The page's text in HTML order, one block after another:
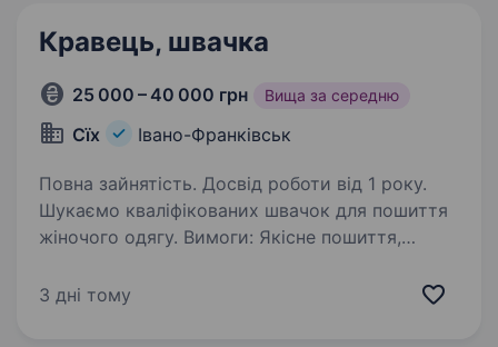
Кравець, швачка
25 000 – 40 000 грн Вища за середню
Cїх Івано-Франківськ
Повна зайнятість. Досвід роботи від 1 року.
Шукаємо кваліфікованих швачок для пошиття
жіночого одягу. Вимоги: Якісне пошиття,
кваліфікованої швачки Ми забеспечуємо
3 дні тому